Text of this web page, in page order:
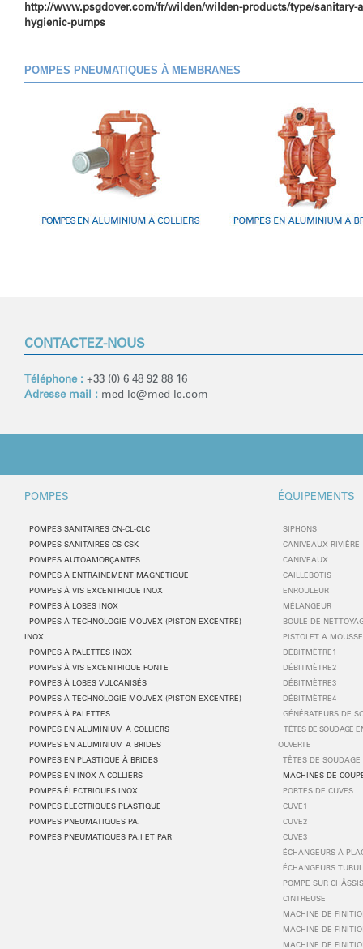
http://www.psgdover.com/fr/wilden/wilden-products/type/sanitary-
hygienic-pumps
POMPES PNEUMATIQUES À MEMBRANES
CONTACTEZ-NOUS
Téléphone : +33 (0) 6 48 92 88 16
Adresse mail : med-lc@med-lc.com
POMPES
POMPES SANITAIRES CN-CL-CLC
POMPES SANITAIRES CS-CSK
POMPES AUTOAMORÇANTES
POMPES À ENTRAINEMENT MAGNÉTIQUE
POMPES À VIS EXCENTRIQUE INOX
POMPES À LOBES INOX
POMPES À TECHNOLOGIE MOUVEX (PISTON EXCENTRÉ)
INOX
POMPES À PALETTES INOX
POMPES À VIS EXCENTRIQUE FONTE
POMPES À LOBES VULCANISÉS
POMPES À TECHNOLOGIE MOUVEX (PISTON EXCENTRÉ)
POMPES À PALETTES
POMPES EN ALUMINIUM À COLLIERS
POMPES EN ALUMINIUM A BRIDES
POMPES EN PLASTIQUE À BRIDES
POMPES EN INOX A COLLIERS
POMPES ÉLECTRIQUES INOX
POMPES ÉLECTRIQUES PLASTIQUE
POMPES PNEUMATIQUES PA.
POMPES PNEUMATIQUES PA.I ET PAR
ÉQUIPEMENTS
SIPHONS
CANIVEAUX RIVIÈRE
CANIVEAUX
CAILLEBOTIS
ENROULEUR
MÉLANGEUR
BOULE DE
PISTOLET A MOUSSE
DÉBITMÈTRE1
DÉBITMÈTRE2
DÉBITMÈTRE3
DÉBITMÈTRE4
GÉNÉRATEURS DE
TÊTES DE SOUDAGE
OUVERTE
TÊTES DE SOUDAGE
MACHINES DE
PORTES DE CUVES
CUVE1
CUVE2
CUVE3
ÉCHANGEURS À
ÉCHANGEURS
POMPE SUR
CINTREUSE
MACHINE DE
MACHINE DE
MACHINE DE